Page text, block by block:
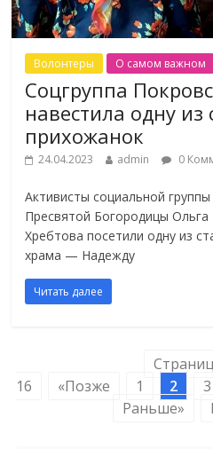
Волонтеры О самом важном
Соцгруппа
навестила одну
прихожанок
24.04.2023 admin 0
Aктивисты социальной
Пресвятой Богородицы
Хребтова посетили одну из
храма — Надежду
Читать далее
16
«Позже 1 2 3
Раньше»